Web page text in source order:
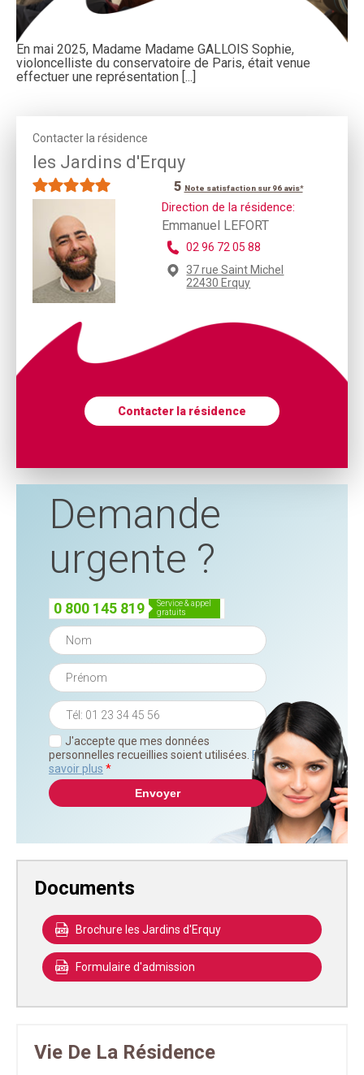
En mai 2025, Madame Madame GALLOIS Sophie,
violoncelliste du conservatoire de Paris, était venue
effectuer une représentation [...]
Contacter la résidence
les Jardins d'Erquy
5 Note satisfaction sur 96 avis*
Direction de la résidence:
Emmanuel LEFORT
02 96 72 05 88
37 rue Saint Michel
22430 Erquy
Contacter la résidence
Demande
urgente ?
0 800 145 819
service & appel
gratuits
J'accepte que mes données
personnelles recueillies soient utilisées. En
savoir plus *
Documents
Brochure les Jardins d'Erquy
Formulaire d'admission
Vie De La Résidence